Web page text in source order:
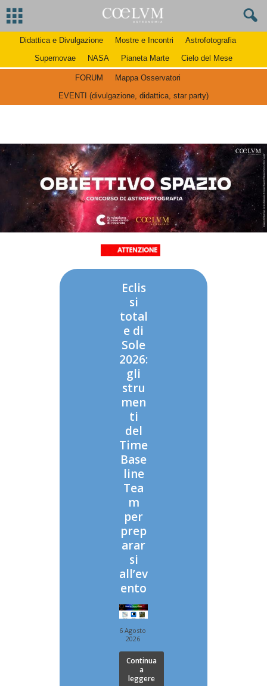
Didattica e Divulgazione Mostre e Incontri
Astrofotografia
Supernovae
NASA Pianeta Marte Cielo del Mese
FORUM
Mappa Osservatori
EVENTI (divulgazione, didattica, star party)
Eclis
si
total
e di
Sole
2026:
gli
stru
men
ti
del
Time
Base
line
Tea
m
per
prep
arar
si
all’ev
ento
6 Agosto
2026
Continua
a
leggere